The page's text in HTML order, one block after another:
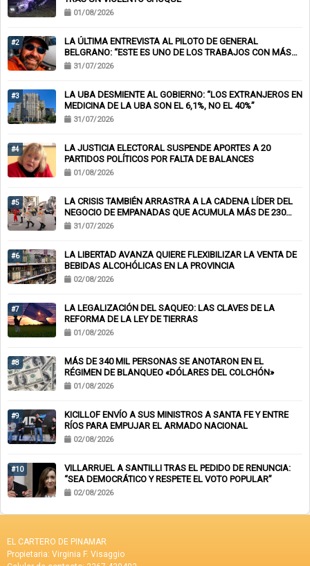
01/08/2026
#2
LA ÚLTIMA ENTREVISTA AL PILOTO DE GENERAL
BELGRANO: “ESTE ES UNO DE LOS TRABAJOS CON MÁS
RIESGO”
31/07/2026
#3
LA UBA DESMIENTE AL GOBIERNO: “LOS EXTRANJEROS EN
MEDICINA DE LA UBA SON EL 6,1%, NO EL 40%”
31/07/2026
#4
LA JUSTICIA ELECTORAL SUSPENDE APORTES A 20
PARTIDOS POLÍTICOS POR FALTA DE BALANCES
01/08/2026
#5
LA CRISIS TAMBIÉN ARRASTRA A LA CADENA LÍDER DEL
NEGOCIO DE EMPANADAS QUE ACUMULA MÁS DE 230
CHEQUES RECHAZADOS Y PONE EN RIESGO CIENTOS DE
31/07/2026
#6
LA LIBERTAD AVANZA QUIERE FLEXIBILIZAR LA VENTA DE
BEBIDAS ALCOHÓLICAS EN LA PROVINCIA
02/08/2026
#7
LA LEGALIZACIÓN DEL SAQUEO: LAS CLAVES DE LA
REFORMA DE LA LEY DE TIERRAS
01/08/2026
#8
MÁS DE 340 MIL PERSONAS SE ANOTARON EN EL
RÉGIMEN DE BLANQUEO «DÓLARES DEL COLCHÓN»
01/08/2026
#9
KICILLOF ENVÍO A SUS MINISTROS A SANTA FE Y ENTRE
RÍOS PARA EMPUJAR EL ARMADO NACIONAL
02/08/2026
#10
VILLARRUEL A SANTILLI TRAS EL PEDIDO DE RENUNCIA:
“SEA DEMOCRÁTICO Y RESPETE EL VOTO POPULAR”
02/08/2026
EL CARTERO DE PINAMAR
Propietaria: Virginia F. Visaggio